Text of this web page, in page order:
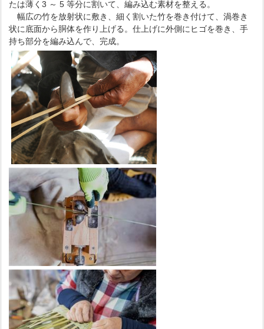
たは薄く3 ～ 5 等分に割いて、編み込む素材を整える。
幅広の竹を放射状に敷き、細く割いた竹を巻き付けて、渦巻き
状に底面から胴体を作り上げる。仕上げに外側にヒゴを巻き、手
持ち部分を編み込んで、完成。